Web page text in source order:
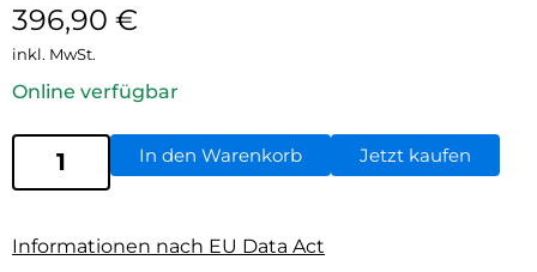
396,90 €
inkl. MwSt.
Online verfügbar
In den Warenkorb Jetzt kaufen
Informationen nach EU Data Act